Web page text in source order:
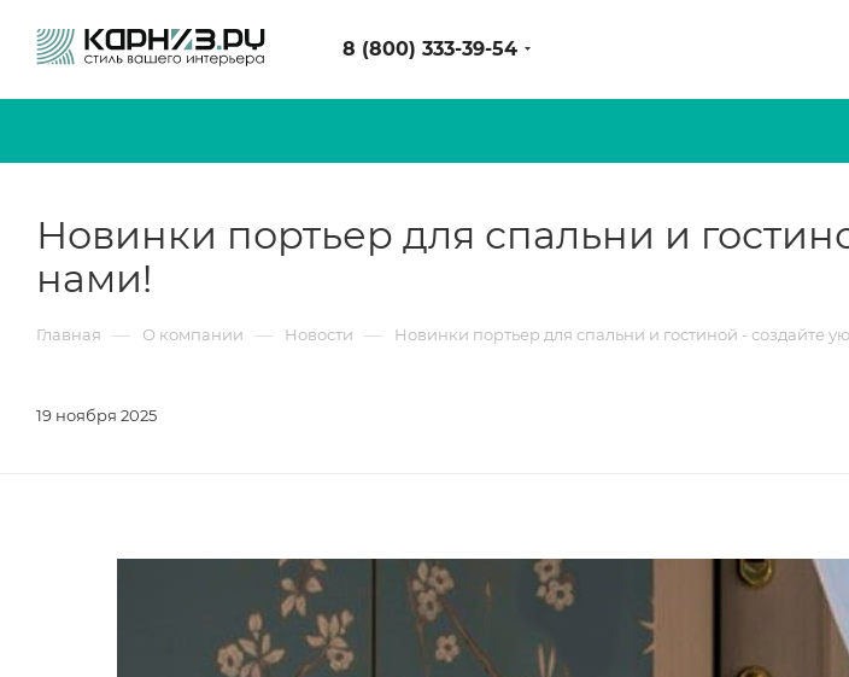
8 (800) 333-39-54
Новинки портьер для спальни и
нами!
Главная — О компании — Новости — Новинки портьер для спальни и гостиной - создайте
19 ноября 2025